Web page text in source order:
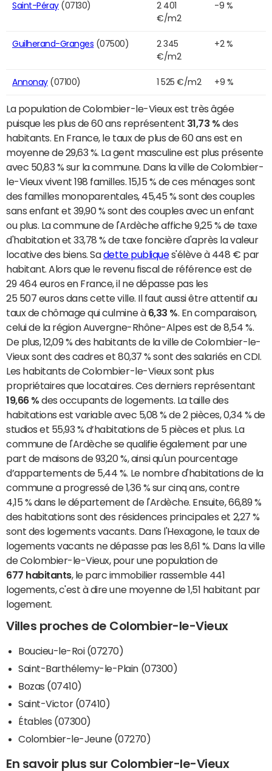
Saint-Péray(07130)
2 401
€/m2
-9 %
Guilherand-Granges (07500)
2 345
€/m2
+2 %
Annonay(07100) 1 525 €/m2 +9 %
La population de Colombier-le-Vieux est très âgée
puisque les plus de 60 ans représentent 31,73 % des
habitants. En France, le taux de plus de 60 ans est en
moyenne de 29,63 %. La gent masculine est plus présente
avec 50,83 % sur la commune. Dans la ville de Colombier-
le-Vieux vivent 198 familles. 15,15 % de ces ménages sont
des familles monoparentales, 45,45 % sont des couples
sans enfant et 39,90 % sont des couples avec un enfant
ou plus. La commune de l'Ardèche affiche 9,25 % de taxe
d'habitation et 33,78 % de taxe foncière d'après la valeur
locative des biens. Sadette publiques'élève à 448 € par
habitant. Alors que le revenu fiscal de référence est de
29 464 euros en France, il ne dépasse pas les
25 507 euros dans cette ville. Il faut aussi être attentif au
taux de chômage qui culmine à 6,33 %. En comparaison,
celui de la région Auvergne-Rhône-Alpes est de 8,54 %.
De plus, 12,09 % des habitants de la ville de Colombier-le-
Vieux sont des cadres et 80,37 % sont des salariés en CDI.
Les habitants de Colombier-le-Vieux sont plus
propriétaires que locataires. Ces derniers représentant
19,66 % des occupants de logements. La taille des
habitations est variable avec 5,08 % de 2 pièces, 0,34 % de
studios et 55,93 % d’habitations de 5 pièces et plus. La
commune de l'Ardèche se qualifie également par une
part de maisons de 93,20 %, ainsi qu'un pourcentage
d’appartements de 5,44 %. Le nombre d'habitations de la
commune a progressé de 1,36 % sur cinq ans, contre
4,15 % dans le département de l'Ardèche. Ensuite, 66,89 %
des habitations sont des résidences principales et 2,27 %
sont des logements vacants. Dans l'Hexagone, le taux de
logements vacants ne dépasse pas les 8,61 %. Dans la ville
de Colombier-le-Vieux, pour une population de
677 habitants, le parc immobilier rassemble 441
logements, c'est à dire une moyenne de 1,51 habitant par
logement.
Villes proches de Colombier-le-Vieux
Boucieu-le-Roi (07270)
Saint-Barthélemy-le-Plain (07300)
Bozas (07410)
Saint-Victor (07410)
Étables (07300)
Colombier-le-Jeune (07270)
En savoir plus sur Colombier-le-Vieux